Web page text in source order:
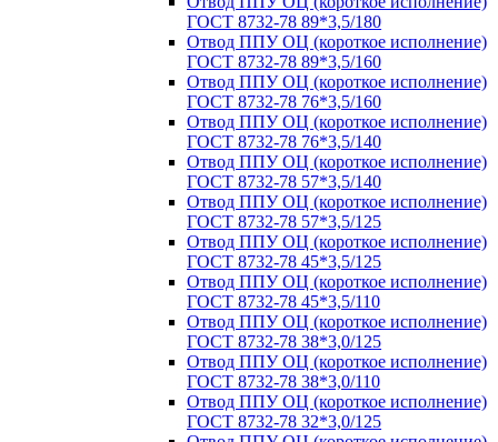
ГОСТ 8732-78 89*3,5/180
Отвод ППУ ОЦ (короткое исполнение)
ГОСТ 8732-78 89*3,5/160
Отвод ППУ ОЦ (короткое исполнение)
ГОСТ 8732-78 76*3,5/160
Отвод ППУ ОЦ (короткое исполнение)
ГОСТ 8732-78 76*3,5/140
Отвод ППУ ОЦ (короткое исполнение)
ГОСТ 8732-78 57*3,5/140
Отвод ППУ ОЦ (короткое исполнение)
ГОСТ 8732-78 57*3,5/125
Отвод ППУ ОЦ (короткое исполнение)
ГОСТ 8732-78 45*3,5/125
Отвод ППУ ОЦ (короткое исполнение)
ГОСТ 8732-78 45*3,5/110
Отвод ППУ ОЦ (короткое исполнение)
ГОСТ 8732-78 38*3,0/125
Отвод ППУ ОЦ (короткое исполнение)
ГОСТ 8732-78 38*3,0/110
Отвод ППУ ОЦ (короткое исполнение)
ГОСТ 8732-78 32*3,0/125